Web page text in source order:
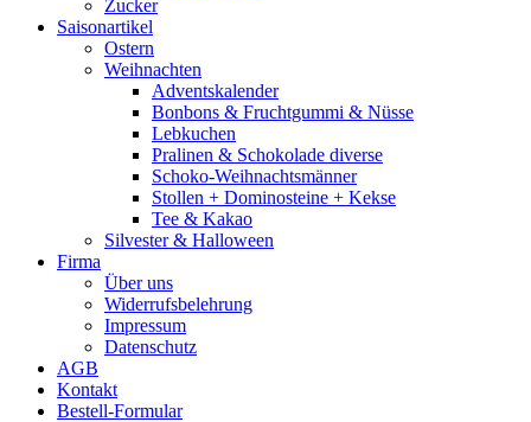
Zucker
Saisonartikel
Ostern
Weihnachten
Adventskalender
Bonbons & Fruchtgummi & Nüsse
Lebkuchen
Pralinen & Schokolade diverse
Schoko-Weihnachtsmänner
Stollen + Dominosteine + Kekse
Tee & Kakao
Silvester & Halloween
Firma
Über uns
Widerrufsbelehrung
Impressum
Datenschutz
AGB
Kontakt
Bestell-Formular